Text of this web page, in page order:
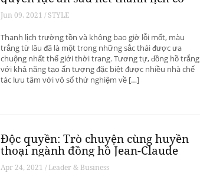
hữu
Jun 09, 2021 / STYLE
Thanh lịch trường tồn và không bao giờ lỗi mốt, màu
trắng từ lâu đã là một trong những sắc thái được ưa
chuộng nhất thế giới thời trang. Tương tự, đồng hồ trắng
với khả năng tạo ấn tượng đặc biệt được nhiều nhà chế
tác lưu tâm với vô số thử nghiệm về […]
Độc quyền: Trò chuyện cùng huyền
thoại ngành đồng hồ Jean-Claude
Biver
Apr 24, 2021 / Leader & Business